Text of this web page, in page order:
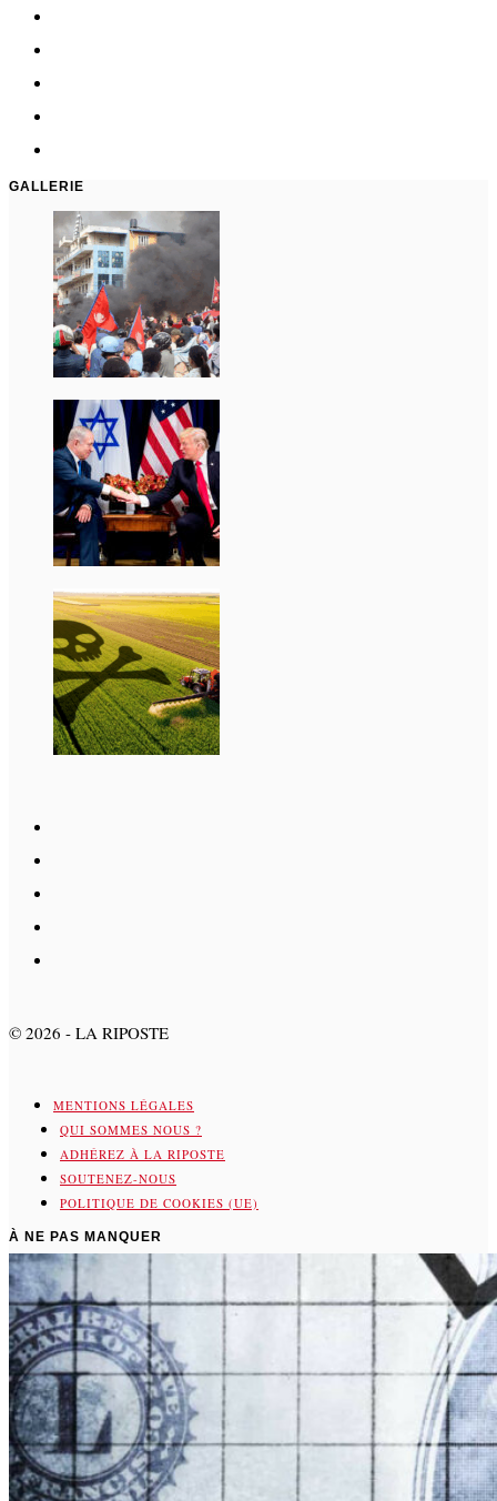
GALLERIE
© 2026 - LA RIPOSTE
MENTIONS LÉGALES
QUI SOMMES NOUS ?
ADHÉREZ À LA RIPOSTE
SOUTENEZ-NOUS
POLITIQUE DE COOKIES (UE)
À NE PAS MANQUER